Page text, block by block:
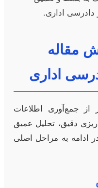
اداری.
مقاله
اداری
از جمع‌آوری اطلاعات
دقیق، تحلیل عمیق
ادامه به مراحل اصلی